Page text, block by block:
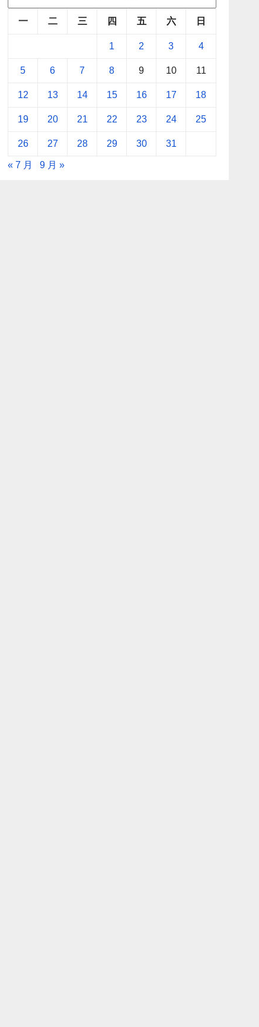
一 二 三 四 五 六 日
1 2 3 4
5 6 7 8 9 10 11
12 13 14 15 16 17 18
19 20 21 22 23 24 25
26 27 28 29 30 31
« 7 月 9 月 »